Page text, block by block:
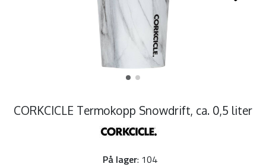
CORKCICLE Termokopp Snowdrift, ca. 0,5 liter
På lager: 104